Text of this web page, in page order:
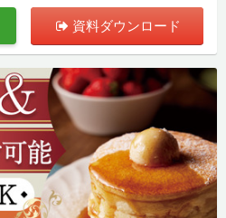
資料ダウンロード